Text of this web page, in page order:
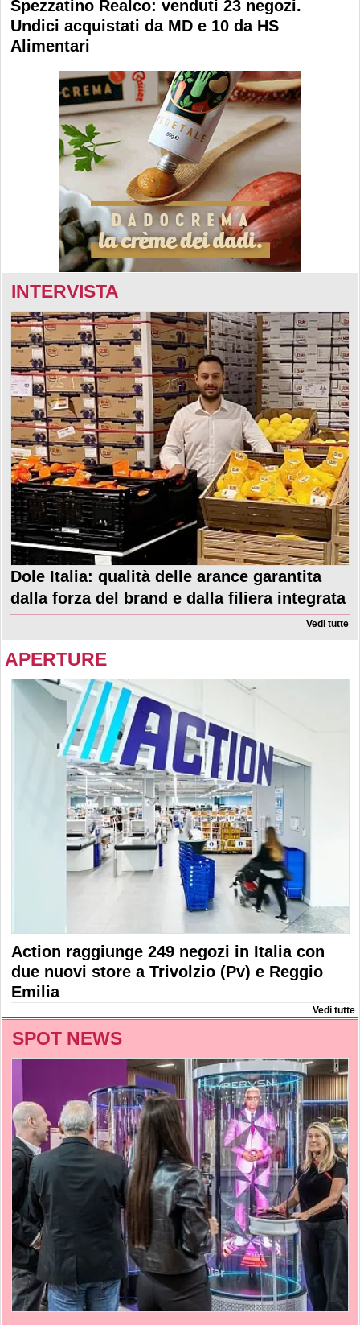
Spezzatino Realco: venduti 23 negozi.
Undici acquistati da MD e 10 da HS
Alimentari
INTERVISTA
Dole Italia: qualità delle arance garantita
dalla forza del brand e dalla filiera integrata
Vedi tutte
APERTURE
Action raggiunge 249 negozi in Italia con
due nuovi store a Trivolzio (Pv) e Reggio
Emilia
Vedi tutte
SPOT NEWS